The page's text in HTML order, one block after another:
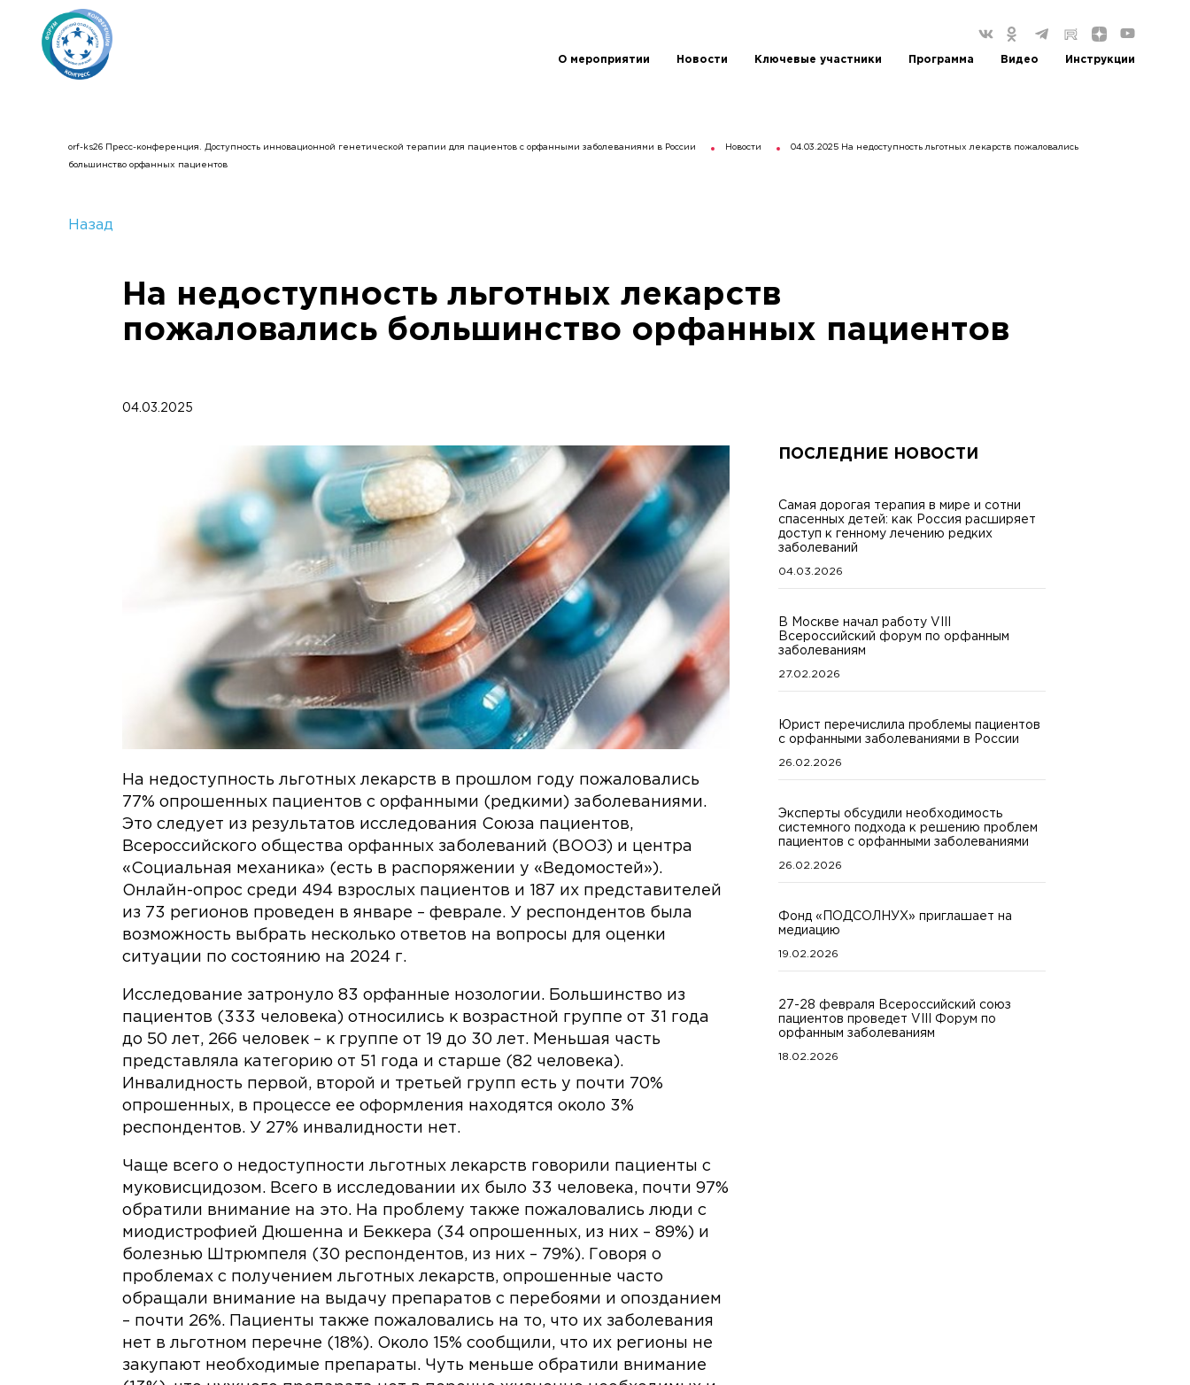
О мероприятии Новости Ключевые участники Программа Видео Инструкции
orf-ks26 Пресс-конференция. Доступность инновационной генетической терапии для пациентов с орфанными заболеваниями в России Новости 04.03.2025 На недоступность льготных лекарств пожаловались
большинство орфанных пациентов
Назад
На недоступность льготных лекарств
пожаловались большинство орфанных пациентов
04.03.2025
На недоступность льготных лекарств в прошлом году пожаловались
77% опрошенных пациентов с орфанными (редкими) заболеваниями.
Это следует из результатов исследования Союза пациентов,
Всероссийского общества орфанных заболеваний (ВООЗ) и центра
«Социальная механика» (есть в распоряжении у «Ведомостей»).
Онлайн-опрос среди 494 взрослых пациентов и 187 их представителей
из 73 регионов проведен в январе – феврале. У респондентов была
возможность выбрать несколько ответов на вопросы для оценки
ситуации по состоянию на 2024 г.
Исследование затронуло 83 орфанные нозологии. Большинство из
пациентов (333 человека) относились к возрастной группе от 31 года
до 50 лет, 266 человек – к группе от 19 до 30 лет. Меньшая часть
представляла категорию от 51 года и старше (82 человека).
Инвалидность первой, второй и третьей групп есть у почти 70%
опрошенных, в процессе ее оформления находятся около 3%
респондентов. У 27% инвалидности нет.
Чаще всего о недоступности льготных лекарств говорили пациенты с
муковисцидозом. Всего в исследовании их было 33 человека, почти 97%
обратили внимание на это. На проблему также пожаловались люди с
миодистрофией Дюшенна и Беккера (34 опрошенных, из них – 89%) и
болезнью Штрюмпеля (30 респондентов, из них – 79%). Говоря о
проблемах с получением льготных лекарств, опрошенные часто
обращали внимание на выдачу препаратов с перебоями и опозданием
– почти 26%. Пациенты также пожаловались на то, что их заболевания
нет в льготном перечне (18%). Около 15% сообщили, что их регионы не
закупают необходимые препараты. Чуть меньше обратили внимание
ПОСЛЕДНИЕ НОВОСТИ
Самая дорогая терапия в мире и сотни
спасенных детей: как Россия расширяет
доступ к генному лечению редких
заболеваний
04.03.2026
В Москве начал работу VIII
Всероссийский форум по орфанным
заболеваниям
27.02.2026
Юрист перечислила проблемы пациентов
с орфанными заболеваниями в России
26.02.2026
Эксперты обсудили необходимость
системного подхода к решению проблем
пациентов с орфанными заболеваниями
26.02.2026
Фонд «ПОДСОЛНУХ» приглашает на
медиацию
19.02.2026
27-28 февраля Всероссийский союз
пациентов проведет VIII Форум по
орфанным заболеваниям
18.02.2026